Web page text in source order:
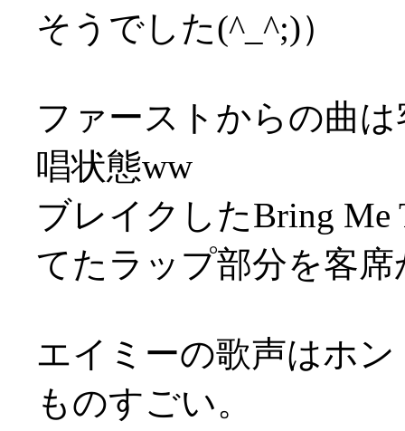
そうでした(^_^;)）
ファーストからの曲
唱状態ww
ブレイクしたBring
てたラップ部分を客
エイミーの歌声はホ
ものすごい。